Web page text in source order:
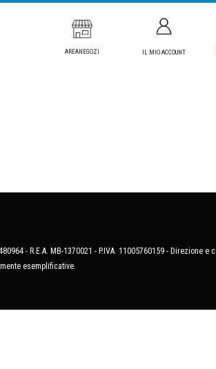
AREANEGOZI IL MIO ACCOUNT
- R.E.A. MB-1370021 - P.IVA. 11005760159 - Direzione e
esemplificative.